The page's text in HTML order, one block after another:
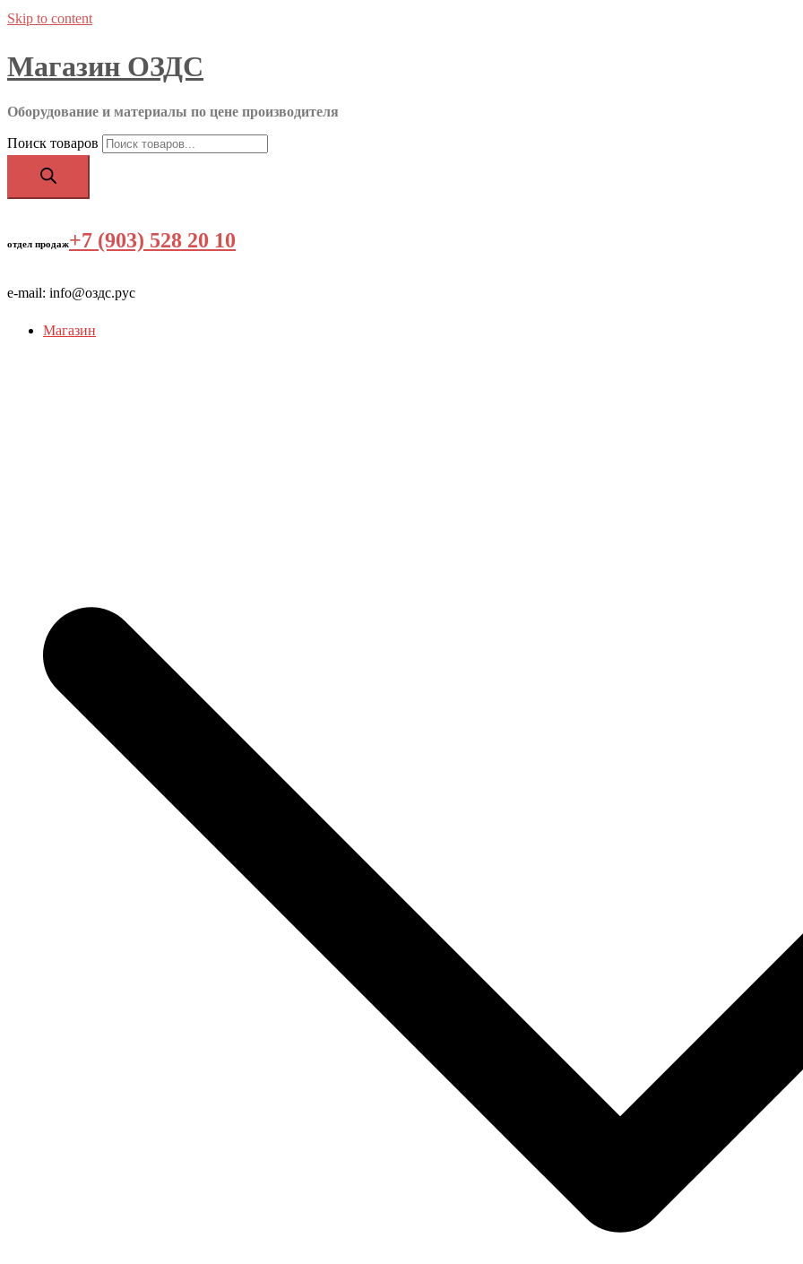
Skip to content
Магазин ОЗДС
Оборудование и материалы по цене производителя
Поиск товаров
отдел продаж+7 (903) 528 20 10
e-mail: info@оздс.рус
Магазин